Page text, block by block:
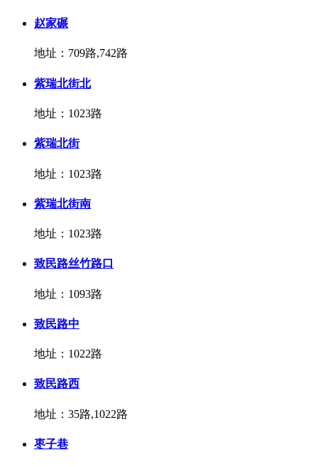
赵家碾
地址：709路,742路
紫瑞北街北
地址：1023路
紫瑞北街
地址：1023路
紫瑞北街南
地址：1023路
致民路丝竹路口
地址：1093路
致民路中
地址：1022路
致民路西
地址：35路,1022路
枣子巷